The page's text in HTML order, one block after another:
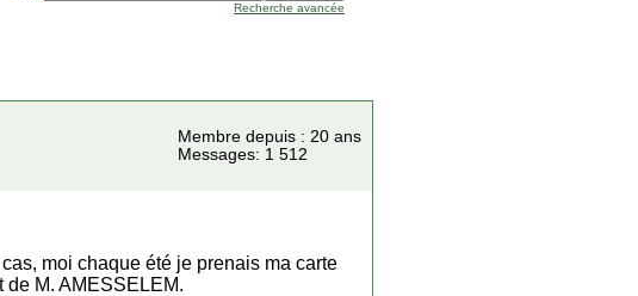
Recherche avancée
Membre depuis : 20 ans
Messages: 1 512
moi chaque été je prenais ma carte
M. AMESSELEM.